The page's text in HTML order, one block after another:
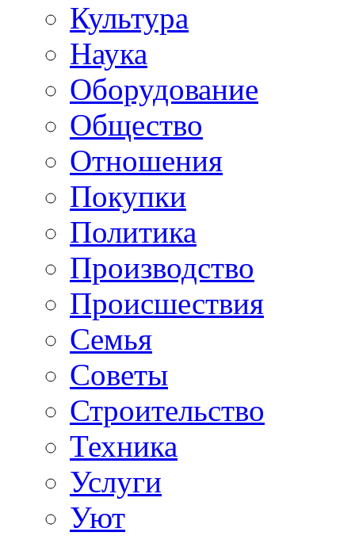
Культура
Наука
Оборудование
Общество
Отношения
Покупки
Политика
Производство
Происшествия
Семья
Советы
Строительство
Техника
Услуги
Уют